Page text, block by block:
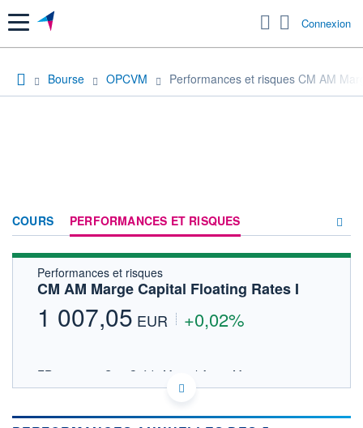
Menu Connexion
Bourse OPCVM Performances et risques CM AM
COURS PERFORMANCES ET RISQUES
FORUM
Performances et risques
CM AM Marge Capital Floating Rates I
1 007,05 EUR +0,02%
FR00140183S7 - Crédit Mutuel Asset Management
OPCVM DERNIER COURS CONNU AU 06/08/2026